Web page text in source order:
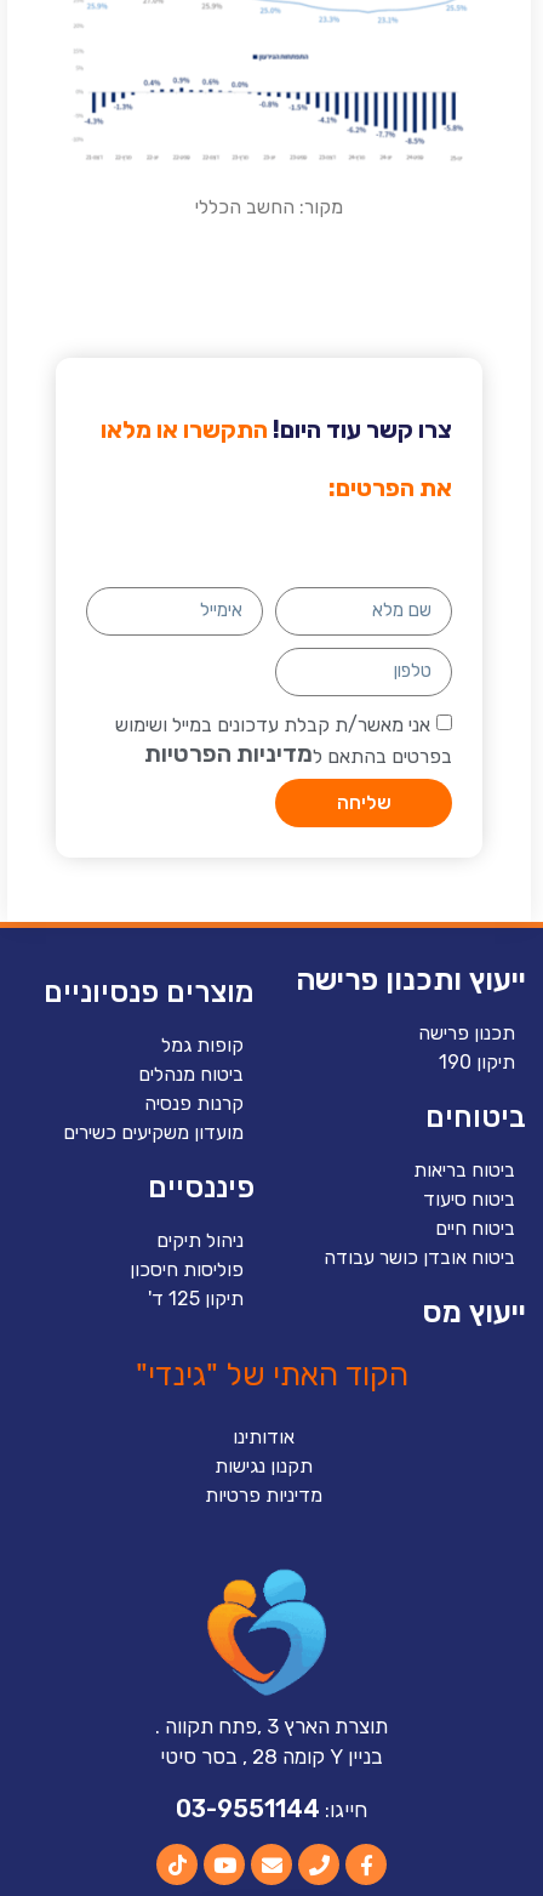
מקור: החשב הכללי
צרו קשר עוד היום! התקשרו או מלאו
את הפרטים:
אני מאשר/ת קבלת עדכונים במייל ושימוש
בפרטים בהתאם למדיניות הפרטיות
שליחה
ייעוץ ותכנון פרישה
תכנון פרישה
תיקון 190
ביטוחים
ביטוח בריאות
ביטוח סיעוד
ביטוח חיים
ביטוח אובדן כושר עבודה
ייעוץ מס
מוצרים פנסיוניים
קופות גמל
ביטוח מנהלים
קרנות פנסיה
מועדון משקיעים כשירים
פיננסיים
ניהול תיקים
פוליסות חיסכון
תיקון 125 ד'
הקוד האתי של "גינדי"
אודותינו
תקנון נגישות
מדיניות פרטיות
תוצרת הארץ 3 ,פתח תקווה .
בניין Y קומה 28 , בסר סיטי
חייגו: 03-9551144